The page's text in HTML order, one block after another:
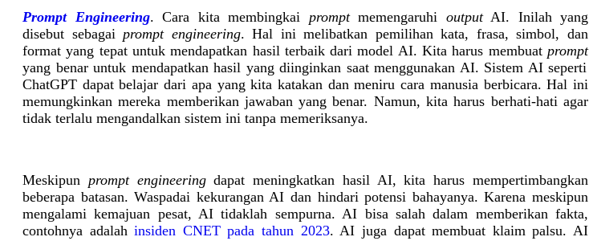
Prompt Engineering. Cara kita membingkai promptmemengaruhi outputAI. Inilah yang
disebut sebagaiprompt engineering. Hal ini melibatkan pemilihan kata, frasa, simbol, dan
format yang tepat untuk mendapatkan hasil terbaik dari model AI. Kita harus membuat prompt
yang benar untuk mendapatkan hasil yang diinginkan saat menggunakan AI. Sistem AI seperti
ChatGPT dapat belajar dari apa yang kita katakan dan meniru cara manusia berbicara. Hal ini
memungkinkan mereka memberikan jawaban yang benar. Namun, kita harus berhati-hati agar
tidak terlalu mengandalkan sistem ini tanpa memeriksanya.
Meskipun prompt engineeringdapat meningkatkan hasil AI, kita harus mempertimbangkan
beberapa batasan. Waspadai kekurangan AI dan hindari potensi bahayanya. Karena meskipun
mengalami kemajuan pesat, AI tidaklah sempurna. AI bisa salah dalam memberikan fakta,
contohnya adalahinsiden CNET pada tahun 2023. AI juga dapat membuat klaim palsu. AI